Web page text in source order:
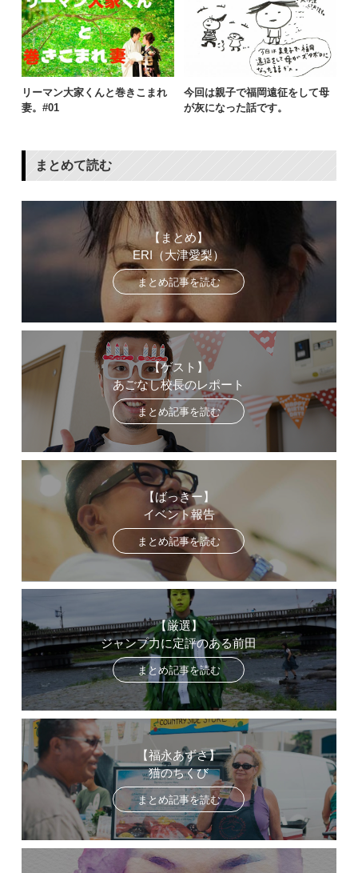
リーマン大家くんと巻きこまれ
妻。#01
今回は親子で福岡遠征をして母
が灰になった話です。
まとめて読む
【まとめ】
ERI（大津愛梨）
まとめ記事を読む
【ゲスト】
あごなし校長のレポート
まとめ記事を読む
【ばっきー】
イベント報告
まとめ記事を読む
【厳選】
ジャンプ力に定評のある前田
まとめ記事を読む
【福永あずさ】
猫のちくび
まとめ記事を読む